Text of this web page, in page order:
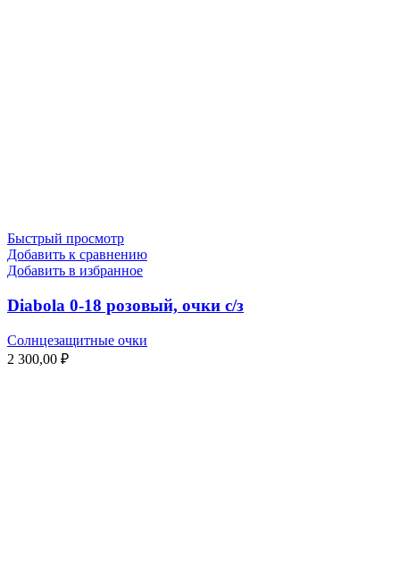
Быстрый просмотр
Добавить к сравнению
Добавить в избранное
Diabola 0-18 розовый, очки с/з
Солнцезащитные очки
2 300,00 ₽